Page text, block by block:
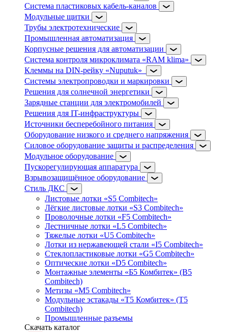
Система пластиковых кабель-каналов
Модульные щитки
Трубы электротехнические
Промышленная автоматизация
Корпусные решения для автоматизации
Система контроля микроклимата «RAM klima»
Клеммы на DIN-рейку «Nuputuk»
Системы электропроводки и маркировки
Решения для солнечной энергетики
Зарядные станции для электромобилей
Решения для IT-инфраструктуры
Источники бесперебойного питания
Оборудование низкого и среднего напряжения
Силовое оборудование защиты и распределения
Модульное оборудование
Пускорегулирующая аппаратура
Взрывозащищённое оборудование
Стиль ДКС
Листовые лотки «S5 Combitech»
Лёгкие листовые лотки «S3 Combitech»
Проволочные лотки «F5 Combitech»
Лестничные лотки «L5 Combitech»
Тяжелые лотки «U5 Combitech»
Лотки из нержавеющей стали «I5 Combitech»
Стеклопластиковые лотки «G5 Combitech»
Оптические лотки «D5 Combitech»
Монтажные элементы «Б5 Комбитек» (B5
Combitech)
Метизы «M5 Combitech»
Модульные эстакады «Т5 Комбитек» (T5
Combitech)
Промышленные разъемы
Скачать каталог